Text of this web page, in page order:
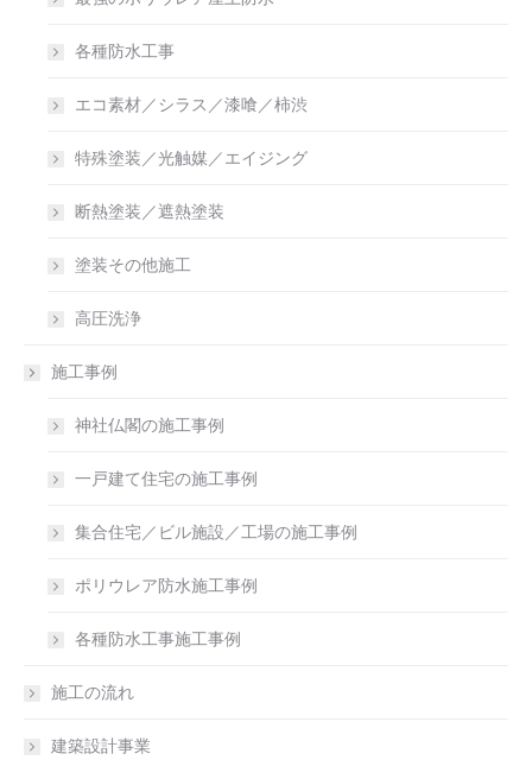
各種防水工事
エコ素材／シラス／漆喰／柿渋
特殊塗装／光触媒／エイジング
断熱塗装／遮熱塗装
塗装その他施工
高圧洗浄
施工事例
神社仏閣の施工事例
一戸建て住宅の施工事例
集合住宅／ビル施設／工場の施工事例
ポリウレア防水施工事例
各種防水工事施工事例
施工の流れ
建築設計事業